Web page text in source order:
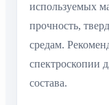
используемых
прочность,
средам.
спектроскопии
состава.